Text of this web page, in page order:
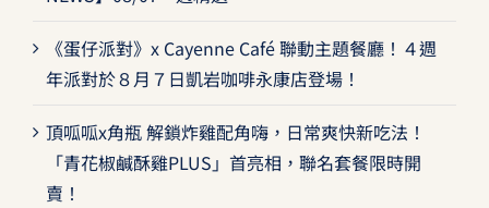
《蛋仔派對》x Cayenne Café 聯動主題餐廳！４週
年派對於８月７日凱岩咖啡永康店登場！
頂呱呱x角瓶 解鎖炸雞配角嗨，日常爽快新吃法！
「青花椒鹹酥雞PLUS」首亮相，聯名套餐限時開
賣！